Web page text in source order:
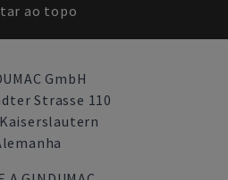
ao topo
GmbH
Strasse 110